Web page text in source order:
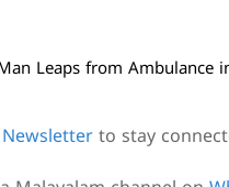
Leaps from Ambulance
Newsletter to stay